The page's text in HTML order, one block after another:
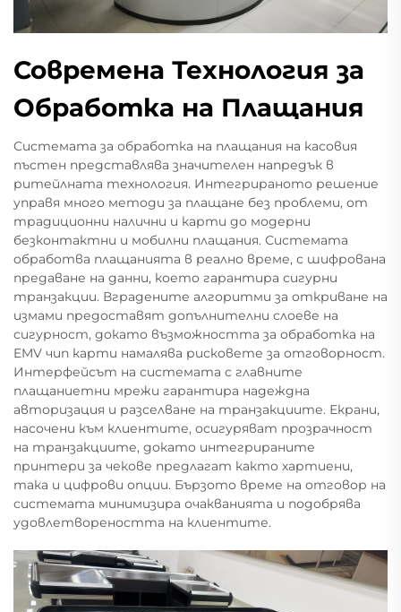
Современа Технология за
Обработка на Плащания
Системата за обработка на плащания на касовия
пъстен представлява значителен напредък в
ритейлната технология. Интегрираното решение
управя много методи за плащане без проблеми, от
традиционни налични и карти до модерни
безконтактни и мобилни плащания. Системата
обработва плащанията в реално време, с шифрована
предаване на данни, което гарантира сигурни
транзакции. Вградените алгоритми за откриване на
измами предоставят допълнителни слоеве на
сигурност, докато възможността за обработка на
EMV чип карти намалява рисковете за отговорност.
Интерфейсът на системата с главните
плащаниетни мрежи гарантира надеждна
авторизация и разселване на транзакциите. Екрани,
насочени към клиентите, осигуряват прозрачност
на транзакциите, докато интегрираните
принтери за чекове предлагат както хартиени,
така и цифрови опции. Бързото време на отговор на
системата минимизира очакванията и подобрява
удовлетвореността на клиентите.